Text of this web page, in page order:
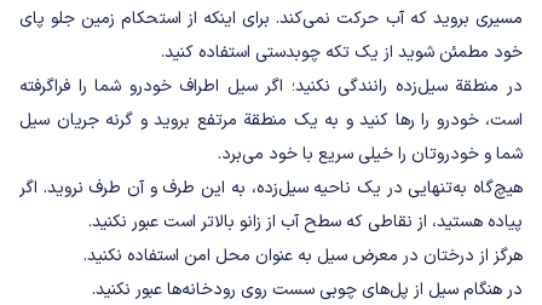
مسیری بروید که آب حرکت نمی‌کند. برای اینکه از استحکام زمین جلو پای
خود مطمئن شوید از یک تکه چوبدستی استفاده کنید.
در منطقة سیل‌زده رانندگی نکنید؛ اگر سیل اطراف خودرو شما را فراگرفته
است، خودرو را رها کنید و به یک منطقة مرتفع بروید و گرنه جریان سیل
شما و خودروتان را خیلی سریع با خود می‌برد.
هیچ‌گاه به‌تنهایی در یک ناحیه سیل‌زده، به این طرف و آن طرف نروید. اگر
پیاده هستید، از نقاطی که سطح آب از زانو بالاتر است عبور نکنید.
هرگز از درختان در معرض سیل به عنوان محل امن استفاده نکنید.
در هنگام سیل از پل‌های چوبی سست روی رودخانه‌ها عبور نکنید.